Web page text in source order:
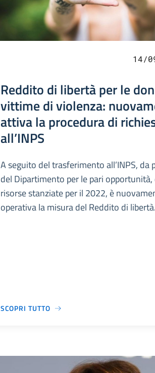
14/
Reddito di libertà per le
vittime di violenza:
attiva la procedura di
all’INPS
A seguito del trasferimento all’INPS, da
del Dipartimento per le pari opportunità,
risorse stanziate per il 2022, è
operativa la misura del Reddito di libertà.
SCOPRI TUTTO